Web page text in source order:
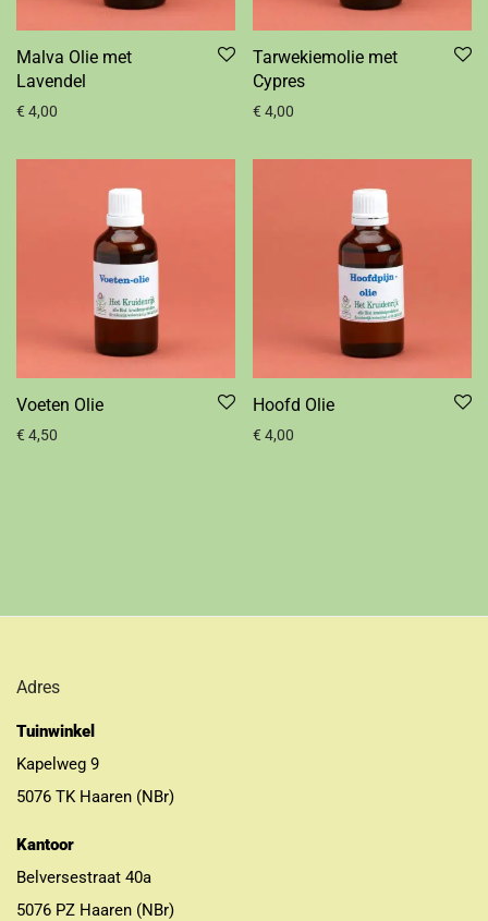
Malva Olie met
Lavendel
€ 4,00
Tarwekiemolie met
Cypres
€ 4,00
Voeten Olie
€ 4,50
Hoofd Olie
€ 4,00
Adres
Tuinwinkel
Kapelweg 9
5076 TK Haaren (NBr)
Kantoor
Belversestraat 40a
5076 PZ Haaren (NBr)